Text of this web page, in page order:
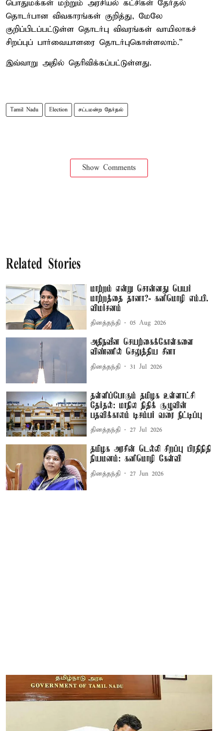
பொதுமக்கள் மற்றும் அரசியல் கட்சிகள் தேர்தல்
தொடர்பான விவகாரங்கள் குறித்து, மேலே
குறிப்பிடப்பட்டுள்ள தொடர்பு விவரங்கள் வாயிலாகச்
சிறப்புப் பார்வையாளரை தொடர்புகொள்ளலாம்.”
இவ்வாறு அதில் தெரிவிக்கப்பட்டுள்ளது.
Tamil Nadu Election சட்டமன்ற தேர்தல்
Show Comments
Related Stories
மாற்றம் என்று சொன்னது பெயர்
மாற்றத்தை தானா?- கனிமொழி எம்.பி.
விமர்சனம்
தினத்தந்தி 05 Aug 2026
அதிநவீன செயற்கைக்கோள்களை
விண்ணில் செலுத்திய சீனா
தினத்தந்தி 31 Jul 2026
தள்ளிப்போகும் தமிழக உள்ளாட்சி
தேர்தல்: மாநில நிதிக் குழுவின்
பதவிக்காலம் டிசம்பர் வரை நீட்டிப்பு
தினத்தந்தி 27 Jul 2026
தமிழக அரசின் டெல்லி சிறப்பு பிரதிநிதி
நியமனம்: கனிமொழி கேள்வி
தினத்தந்தி 27 Jun 2026